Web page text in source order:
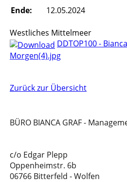
Ende:
12.05.2024
Westliches Mittelmeer
DDTOP100 -
Morgen(4).jpg
Zurück zur Übersicht
BÜRO BIANCA GRAF -
c/o Edgar Plepp
Oppenheimstr. 6b
06766 Bitterfeld - Wolfen